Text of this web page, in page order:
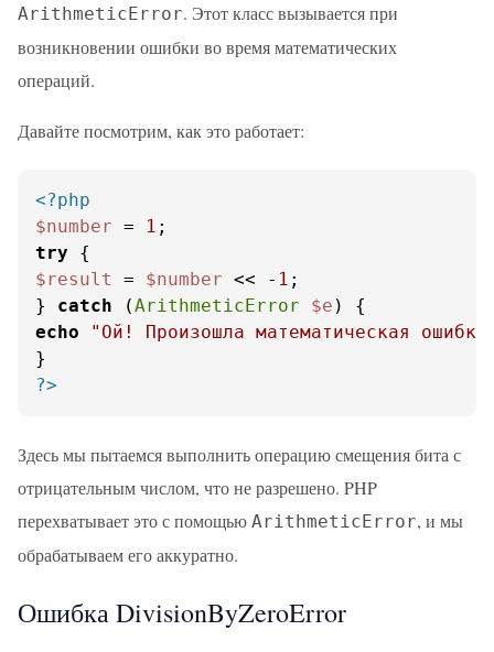
ArithmeticError. Этот класс вызывается при
возникновении ошибки во время математических
операций.
Давайте посмотрим, как это работает:
<?php
$number = 1
try
$result
= $number << - 1 ;
} catch (ArithmeticError $e
echo
"Ой! Произошла математическая
?>
Здесь мы пытаемся выполнить операцию смещения бита с
отрицательным числом, что не разрешено. PHP
перехватывает это с помощью ArithmeticError, и мы
обрабатываем его аккуратно.
Ошибка DivisionByZeroError